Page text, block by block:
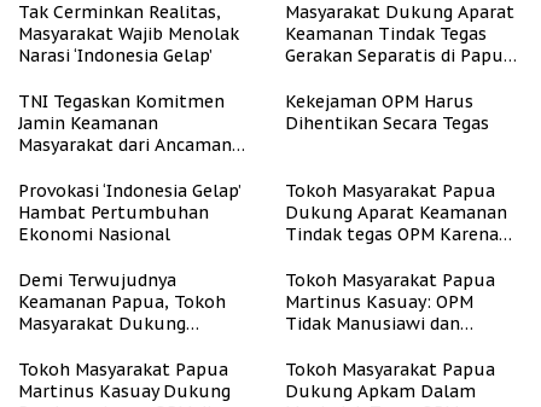
Tak Cerminkan Realitas,
Masyarakat Wajib Menolak
Narasi ‘Indonesia Gelap’
Masyarakat Dukung Aparat
Keamanan Tindak Tegas
Gerakan Separatis di Papua
TNI Tegaskan Komitmen
Jamin Keamanan
Masyarakat dari Ancaman
Kekejaman OPM Harus
Dihentikan Secara Tegas
Provokasi ‘Indonesia Gelap’
Hambat Pertumbuhan
Ekonomi Nasional
Tokoh Masyarakat Papua
Dukung Aparat Keamanan
Tindak tegas OPM Karena
Demi Terwujudnya
Keamanan Papua, Tokoh
Masyarakat Dukung
Terhadap OPM
Tokoh Masyarakat Papua
Martinus Kasuay: OPM
Tidak Manusiawi dan
Tokoh Masyarakat Papua
Martinus Kasuay Dukung
Tokoh Masyarakat Papua
Dukung Apkam Dalam